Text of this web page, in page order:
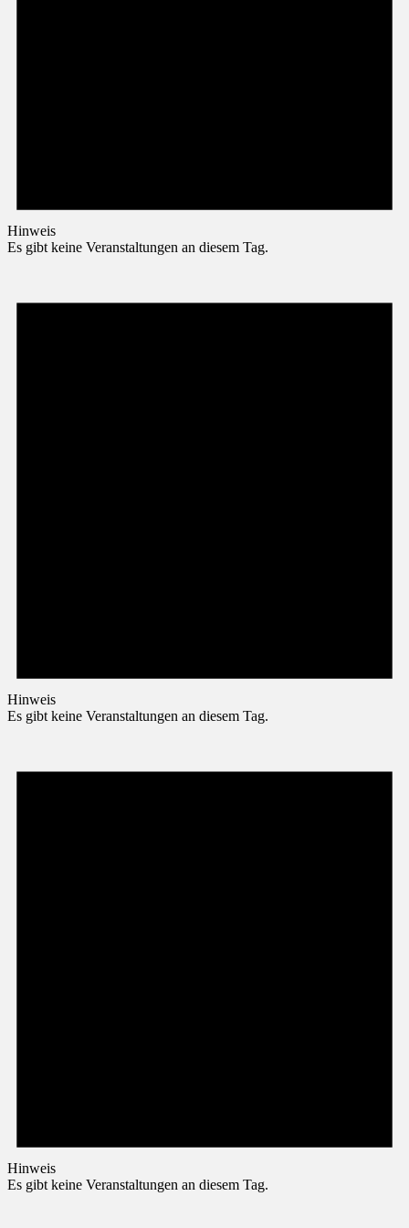
Hinweis
Es gibt keine Veranstaltungen an diesem Tag.
Hinweis
Es gibt keine Veranstaltungen an diesem Tag.
Hinweis
Es gibt keine Veranstaltungen an diesem Tag.